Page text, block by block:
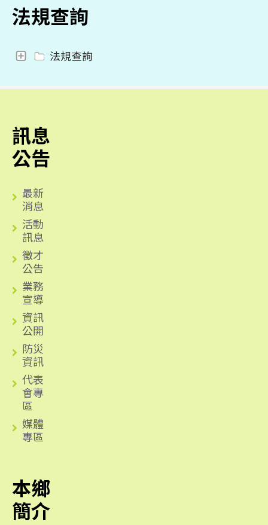
法規查詢
法規查詢
訊息
公告
最新
消息
活動
訊息
徵才
公告
業務
宣導
資訊
公開
防災
資訊
代表
會專
區
媒體
專區
本鄉
簡介